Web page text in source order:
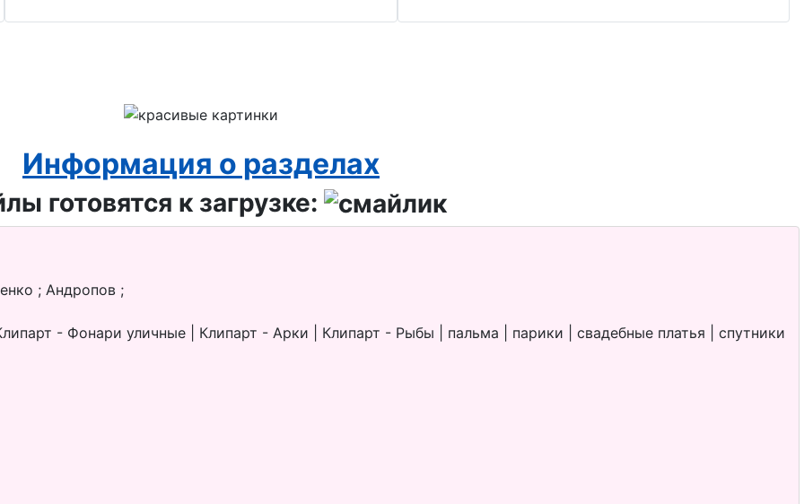
Информация о разделах
готовятся к загрузке:
; Андропов ;
- Фонари уличные | Клипарт - Арки | Клипарт - Рыбы | пальма | парики | свадебные платья | спутники